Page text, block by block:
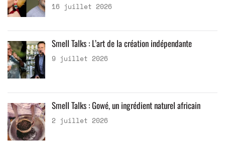
16 juillet 2026
Smell Talks : L’art de la création indépendante
9 juillet 2026
Smell Talks : Gowé, un ingrédient naturel africain
2 juillet 2026